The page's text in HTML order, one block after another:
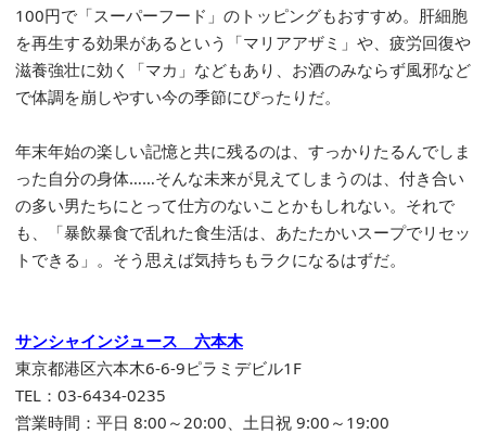
100円で「スーパーフード」のトッピングもおすすめ。肝細胞
を再生する効果があるという「マリアアザミ」や、疲労回復や
滋養強壮に効く「マカ」などもあり、お酒のみならず風邪など
で体調を崩しやすい今の季節にぴったりだ。
年末年始の楽しい記憶と共に残るのは、すっかりたるんでしま
った自分の身体……そんな未来が見えてしまうのは、付き合い
の多い男たちにとって仕方のないことかもしれない。それで
も、「暴飲暴食で乱れた食生活は、あたたかいスープでリセッ
トできる」。そう思えば気持ちもラクになるはずだ。
サンシャインジュース 六本木
東京都港区六本木6-6-9ピラミデビル1F
TEL：03-6434-0235
営業時間：平日 8:00～20:00、土日祝 9:00～19:00